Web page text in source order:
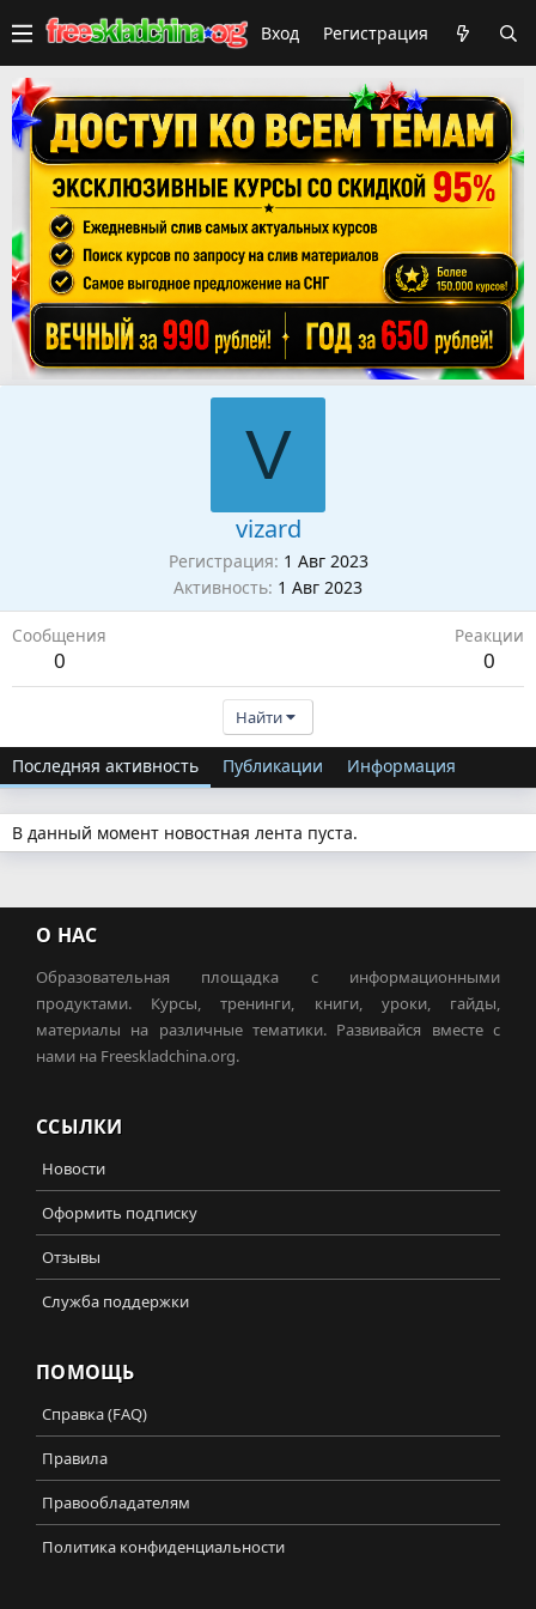
Вход Регистрация
V
vizard
Регистрация 1 Авг 2023
Активность 1 Авг 2023
Сообщения
0
Реакции
0
Найти
Последняя активность Публикации Информация
В данный момент новостная лента пуста.
О НАС
Образовательная площадка с информационными
продуктами. Курсы, тренинги, книги, уроки, гайды,
материалы на различные тематики. Развивайся вместе с
нами на Freeskladchina.org.
ССЫЛКИ
Новости
Оформить подписку
Отзывы
Служба поддержки
ПОМОЩЬ
Справка (FAQ)
Правила
Правообладателям
Политика конфиденциальности